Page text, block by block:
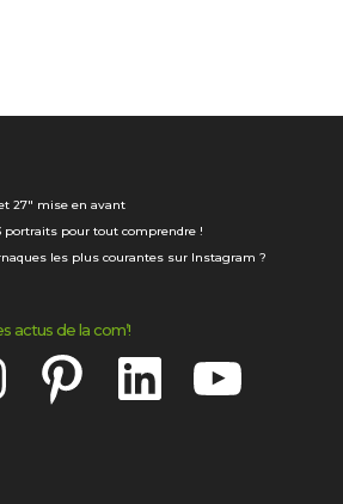
27" mise en avant
portraits pour tout comprendre !
les plus courantes sur Instagram ?
actus de la com’!
Pinterest LinkedIn